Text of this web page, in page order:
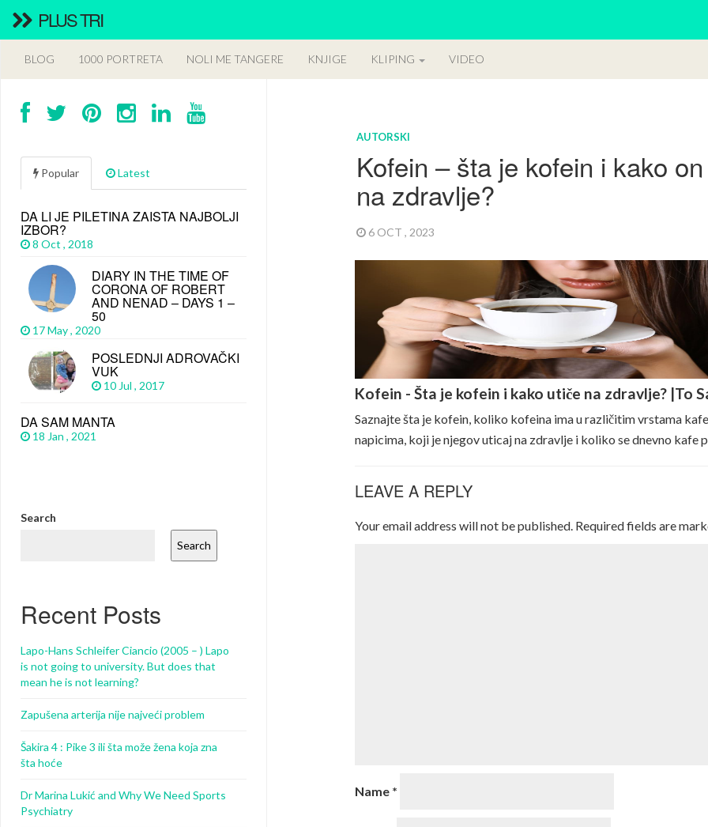
PLUS TRI
BLOG 1000 PORTRETA NOLI ME TANGERE KNJIGE KLIPING VIDEO
AUTORSKI
Kofein – šta je kofein i kako
na zdravlje?
6 OCT , 2023
Kofein - Šta je kofein i kako utiče na zdravlje? |To
Saznajte šta je kofein, koliko kofeina ima u različitim vrstama
napicima, koji je njegov uticaj na zdravlje i koliko se dnevno kafe
LEAVE A REPLY
Your email address will not be published. Required fields are
Name *
Popular Latest
DA LI JE PILETINA ZAISTA NAJBOLJI
IZBOR?
8 Oct , 2018
DIARY IN THE TIME OF
CORONA OF ROBERT
AND NENAD – DAYS 1 –
50
17 May , 2020
POSLEDNJI ADROVAČKI
VUK
10 Jul , 2017
DA SAM MANTA
18 Jan , 2021
Search
Search
Recent Posts
Lapo-Hans Schleifer Ciancio (2005 – ) Lapo
is not going to university. But does that
mean he is not learning?
Zapušena arterija nije najveći problem
Šakira 4 : Pike 3 ili šta može žena koja zna
šta hoće
Dr Marina Lukić and Why We Need Sports
Psychiatry